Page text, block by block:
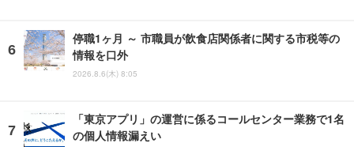
停職1ヶ月 ～ 市職員が飲食店関係者に関する市税等の
情報を口外
2026.8.6(木) 8:05
「東京アプリ」の運営に係るコールセンター業務で1名
の個人情報漏えい